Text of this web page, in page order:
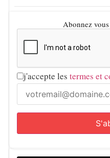
Abonnez
j'accepte les termes et